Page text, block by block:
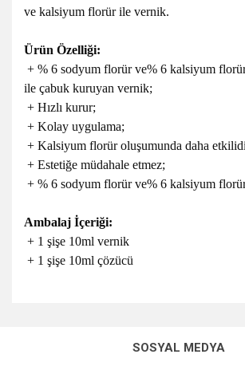
ve kalsiyum florür ile vernik.
Ürün Özelliği:
+ % 6 sodyum florür ve% 6 kalsiyum
ile çabuk kuruyan vernik;
+ Hızlı kurur;
+ Kolay uygulama;
+ Kalsiyum florür oluşumunda daha
+ Estetiğe müdahale etmez;
+ % 6 sodyum florür ve% 6 kalsiyum
Ambalaj İçeriği:
+ 1 şişe 10ml vernik
+ 1 şişe 10ml çözücü
SOSYAL MEDYA